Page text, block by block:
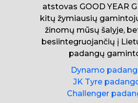
atstovas GOOD YEAR
kitų žymiausių
žinomų mūsų šalyje,
besiintegruojančių į
padangų
Dynamo
JK Tyre
Challenger